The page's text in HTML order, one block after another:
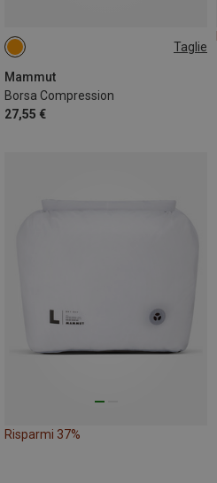
Taglie
Mammut
Borsa Compression
27,55 €
L
Risparmi 37%